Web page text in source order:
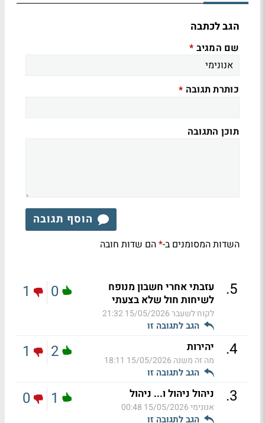
הגב לכתבה
שם המגיב *
כותרת תגובה *
תוכן התגובה
הוסף תגובה
השדות המסומנים ב-*הם שדות חובה
5
.
עזבתי אחרי חשבון מנופח
לשיחות חול שלא בצעתי
לקוח לשעבר15/05/2026 21:32
הגב לתגובה זו
0
1
4
. יהירות
מה זה משנה 15/05/2026 18:11
הגב לתגובה זו
2
1
3
. ניהול ניהול ו... ניהול
אנונימי15/05/2026 00:48
הגב לתגובה זו
1
0